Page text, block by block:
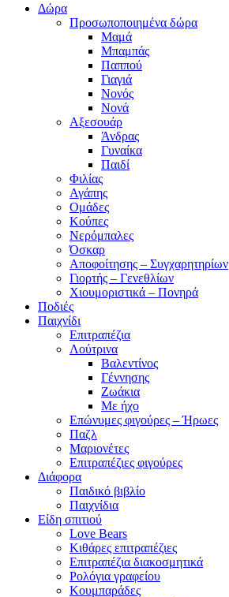
Δώρα
Προσωποποιημένα δώρα
Μαμά
Μπαμπάς
Παππού
Γιαγιά
Νονός
Νονά
Αξεσουάρ
Άνδρας
Γυναίκα
Παιδί
Φιλίας
Αγάπης
Ομάδες
Κούπες
Νερόμπαλες
Όσκαρ
Αποφοίτησης – Συγχαρητηρίων
Γιορτής – Γενεθλίων
Χιουμοριστικά – Πονηρά
Ποδιές
Παιχνίδι
Επιτραπέζια
Λούτρινα
Βαλεντίνος
Γέννησης
Ζωάκια
Με ήχο
Επώνυμες φιγούρες – Ήρωες
Παζλ
Μαριονέτες
Επιτραπέζιες φιγούρες
Διάφορα
Παιδικό βιβλίο
Παιχνίδια
Είδη σπιτιού
Love Bears
Κιθάρες επιτραπέζιες
Επιτραπέζια διακοσμητικά
Ρολόγια γραφείου
Κουμπαράδες